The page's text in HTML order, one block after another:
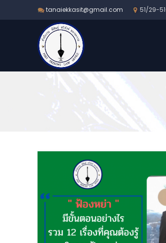
tanaiekkasit@gmail.com 51/29-